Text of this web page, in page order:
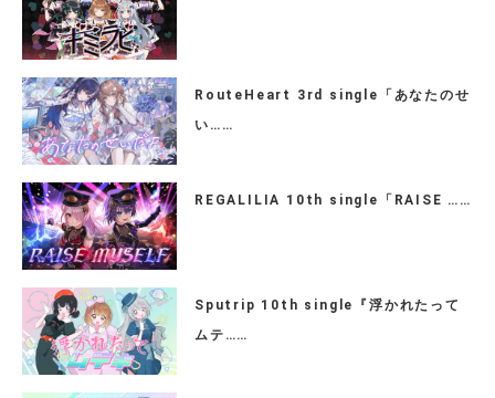
RouteHeart 3rd single「あなたのせ
い……
REGALILIA 10th single「RAISE ……
Sputrip 10th single『浮かれたって
ムテ……